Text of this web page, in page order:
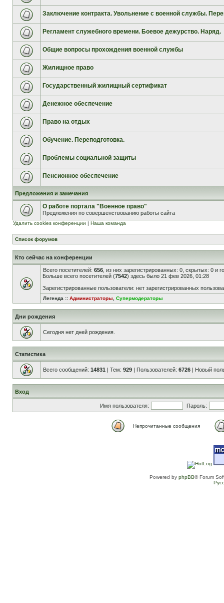
Заключение контракта. Увольнение с военной службы.
Регламент служебного времени. Боевое дежурство. Наряд.
Общие вопросы прохождения военной службы
Жилищное право
Государственный жилищный сертификат
Денежное обеспечение
Право на отдых
Обучение. Переподготовка.
Проблемы социальной защиты
Пенсионное обеспечение
Предложения и замечания
О работе портала "Военное право"
Предложения по совершенствованию работы сайта
Удалить cookies конференции | Наша команда
Список форумов
Кто сейчас на конференции
Всего посетителей: 656 , из них зарегистрированных: 0, скрытых: 0 и
Больше всего посетителей (7542) здесь было 21 фев 2026, 01:28
Зарегистрированные пользователи: нет зарегистрированных
Легенда :: Администраторы Супермодераторы
Дни рождения
Сегодня нет дней рождения.
Статистика
Всего сообщений: 14831 | Тем: 929 | Пользователей: 6726 | Новый
Вход
Имя пользователя: Пароль:
Непрочитанные сообщения
Powered by phpBB® Forum